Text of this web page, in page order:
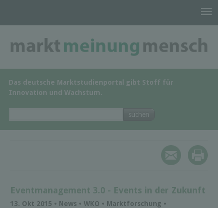
Das deutsche Marktstudienportal gibt Stoff für
Innovation und Wachstum.
Eventmanagement 3.0 - Events in der Zukunft
13. Okt 2015 • News • WKO • Marktforschung •